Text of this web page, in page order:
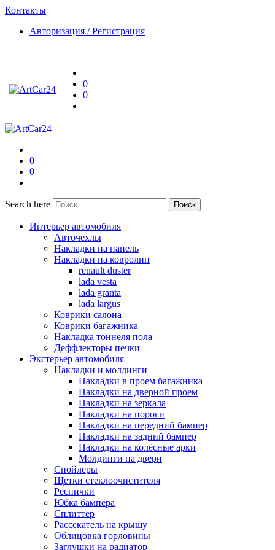
Контакты
Авторизация / Регистрация
0
0
0
0
Search here Поиск
Интерьер автомобиля
Авточехлы
Накладки на панель
Накладки на ковролин
renault duster
lada vesta
lada granta
lada largus
Коврики салона
Коврики багажника
Накладка тоннеля пола
Деффлекторы печки
Экстерьер автомобиля
Накладки и молдинги
Накладки в проем багажника
Накладки на дверной проем
Накладки на зеркала
Накладки на пороги
Накладки на передний бампер
Накладки на задний бампер
Накладки на колёсные арки
Молдинги на двери
Спойлеры
Щетки стеклоочистителя
Реснички
Юбка бампера
Сплиттер
Рассекатель на крышу
Облицовка горловины
Заглушки на радиатор